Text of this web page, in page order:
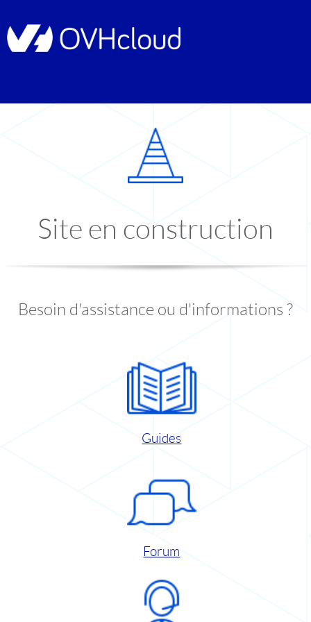
Site en construction
Besoin d'assistance ou d'informations ?
Guides
Forum